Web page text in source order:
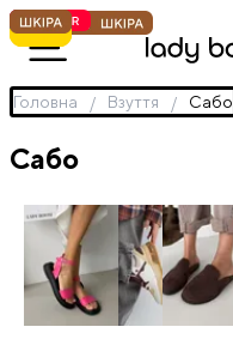
Головна Взуття Сабо
Сабо